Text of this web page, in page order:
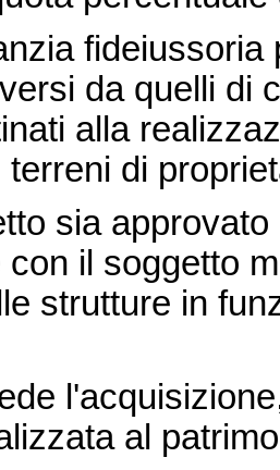
fideiussoria
da quelli di
alla
di
sia approvato
il soggetto
strutture in
al